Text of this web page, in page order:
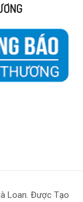
Loan. Được Tạo